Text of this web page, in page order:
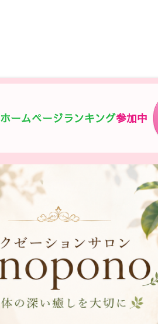
ホームページランキング参加中